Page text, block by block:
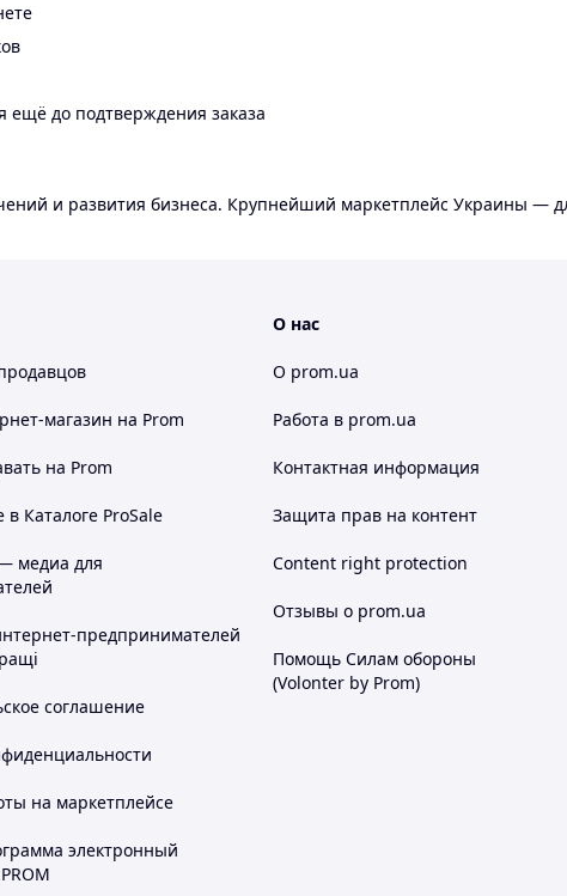
ещё до подтверждения заказа
и развития бизнеса. Крупнейший маркетплейс Украины —
магазин на Prom
на Prom
Каталоге ProSale
медиа для
предпринимателей
соглашение
на маркетплейсе
электронный
О нас
О prom.ua
Работа в prom.ua
Контактная информация
Защита прав на контент
Content right protection
Отзывы о prom.ua
Помощь Силам обороны
(Volonter by Prom)